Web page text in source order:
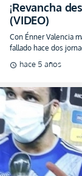
¡Revancha
(VIDEO)
Con Énner Valencia
fallado hace dos
schedule hace 5 años